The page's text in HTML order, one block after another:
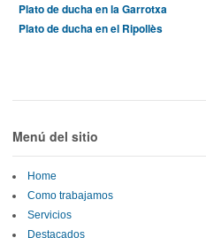
Plato de ducha en la Garrotxa
Plato de ducha en el Ripollès
Menú del sitio
Home
Como trabajamos
Servicios
Destacados